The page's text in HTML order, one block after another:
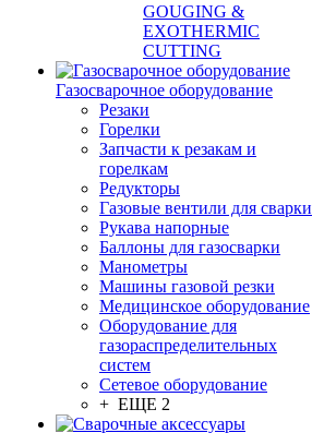
GOUGING &
EXOTHERMIC
CUTTING
Газосварочное оборудование
Резаки
Горелки
Запчасти к резакам и
горелкам
Редукторы
Газовые вентили для сварки
Рукава напорные
Баллоны для газосварки
Манометры
Машины газовой резки
Медицинское оборудование
Оборудование для
газораспределительных
систем
Сетевое оборудование
+ ЕЩЕ 2